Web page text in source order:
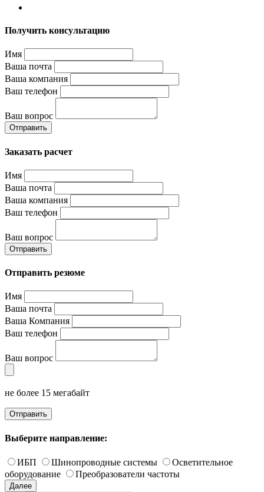
Получить консультацию
Имя
Ваша почта
Ваша компания
Ваш телефон
Ваш вопрос
Отправить
Заказать расчет
Имя
Ваша почта
Ваша компания
Ваш телефон
Ваш вопрос
Отправить
Отправить резюме
Имя
Ваша почта
Ваша Компания
Ваш телефон
Ваш вопрос
не более 15 мегабайт
Отправить
Выберите направление:
ИБП Шинопроводные системы
Осветительное
оборудование
Преобразователи частоты
Далее